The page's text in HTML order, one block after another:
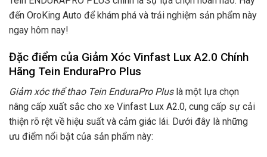
đến OroKing Auto để khám phá và trải nghiệm sản phẩm này
ngay hôm nay!
Đặc điểm của Giảm Xóc Vinfast Lux A2.0 Chính
Hãng Tein EnduraPro Plus
Giảm xóc thể thao Tein EnduraPro Pluslà một lựa chọn
nâng cấp xuất sắc cho xe Vinfast Lux A2.0, cung cấp sự cải
thiện rõ rệt về hiệu suất và cảm giác lái. Dưới đây là những
ưu điểm nổi bật của sản phẩm này: